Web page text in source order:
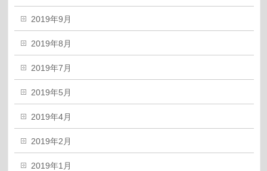
2019年9月
2019年8月
2019年7月
2019年5月
2019年4月
2019年2月
2019年1月